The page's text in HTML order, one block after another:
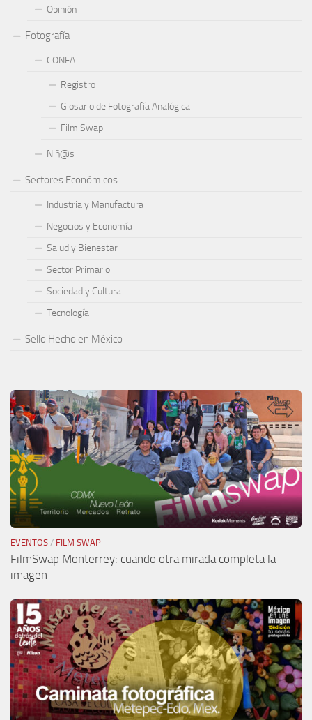
Opinión
Fotografía
CONFA
Registro
Glosario de Fotografía Analógica
Film Swap
Niñ@s
Sectores Económicos
Industria y Manufactura
Negocios y Economía
Salud y Bienestar
Sector Primario
Sociedad y Cultura
Tecnología
Sello Hecho en México
EVENTOS / FILM SWAP
FilmSwap Monterrey: cuando otra mirada completa la
imagen